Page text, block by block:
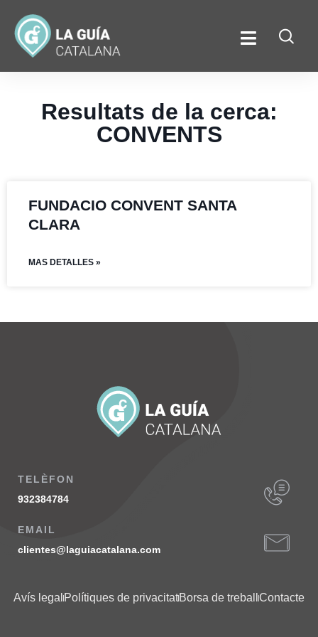
Resultats de la cerca:
CONVENTS
FUNDACIO CONVENT SANTA
CLARA
MAS DETALLES »
TELÈFON
932384784
EMAIL
clientes@laguiacatalana.com
Avís legal Polítiques de privacitatBorsa de treball Contacte